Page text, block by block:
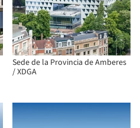
Sede de la Provincia de Amberes
/ XDGA